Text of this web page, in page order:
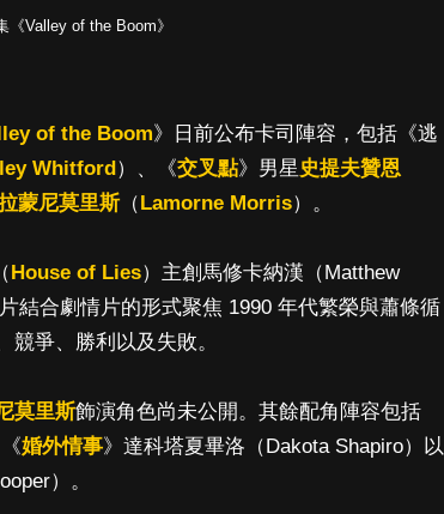
of the Boom》日前公布卡司陣容，包括《逃
Whitford）、《交叉點》男星 史提夫贊恩
蒙尼莫里斯（Lamorne Morris）。
House of Lies）主創馬修卡納漢（Matthew
結合劇情片的形式聚焦 1990 年代繁榮與蕭條循
爭、勝利以及失敗。
莫里斯飾演角色尚未公開。其餘配角陣容包括
婚外情事》達科塔夏畢洛（Dakota Shapiro）以
）。